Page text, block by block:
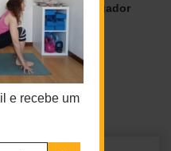
e site neste navegador
eu comentar.
e recebe um